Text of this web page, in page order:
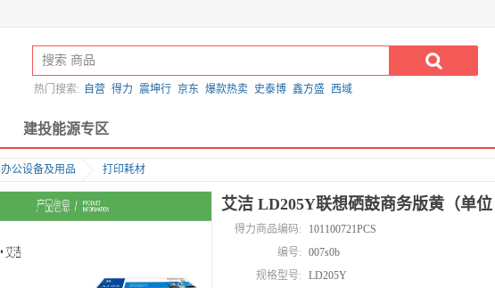
热门搜索: 自营 得力 震坤行 京东 爆款热卖 史泰博 鑫方盛 西域
建投能源专区
办公设备及用品 打印耗材
艾洁 LD205Y联想硒鼓商务版黄（单
得力商品编码:
101100721PCS
编号:
007s0b
规格型号:
LD205Y